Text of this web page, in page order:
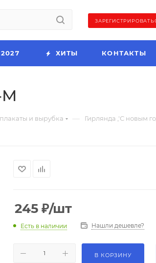
ХИТЫ КОНТАКТЫ
и вырубка — Гирлянда ,'С новым
245 ₽/шт
Есть в наличии Нашли дешевле?
В КОРЗИНУ